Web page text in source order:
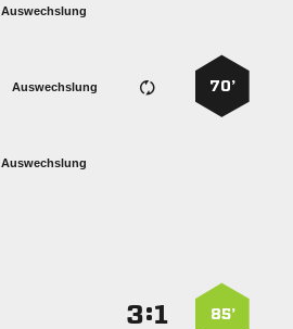
Auswechslung
70’
Auswechslung
Auswechslung
85’
: